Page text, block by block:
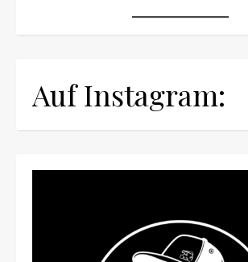
Auf Instagram: